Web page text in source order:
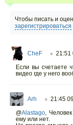
Чтобы писать и
зарегистрироваться
CheF ○ 21:51
Если вы счетаете
видео где у него
Arh ○ 21:45
@Alastago,
ему или нет.